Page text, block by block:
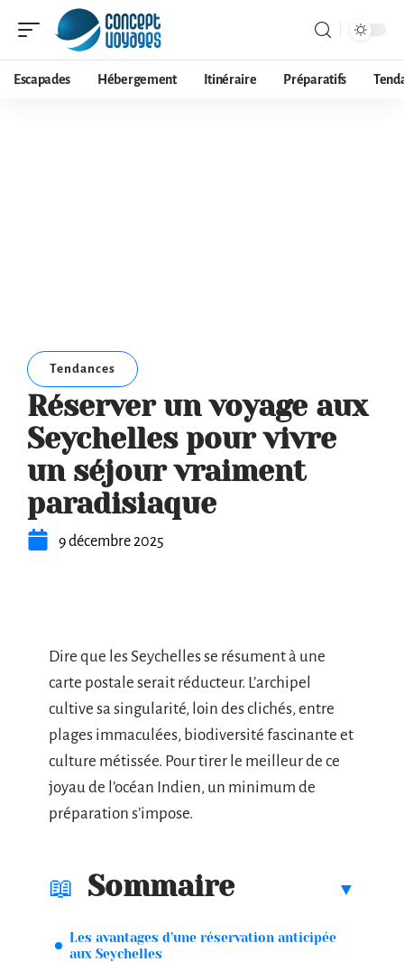
Escapades Hébergement Itinéraire Préparatifs
Tendances
Réserver un voyage aux
Seychelles pour vivre
un séjour vraiment
paradisiaque
9 décembre 2025
Dire que les Seychelles se résument à une
carte postale serait réducteur. L’archipel
cultive sa singularité, loin des clichés, entre
plages immaculées, biodiversité fascinante et
culture métissée. Pour tirer le meilleur de ce
joyau de l’océan Indien, un minimum de
préparation s’impose.
Sommaire
Les avantages d’une réservation anticipée
aux Seychelles